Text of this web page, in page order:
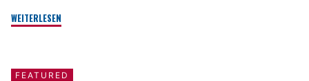
WEITERLESEN
Smartphone
FEATURED